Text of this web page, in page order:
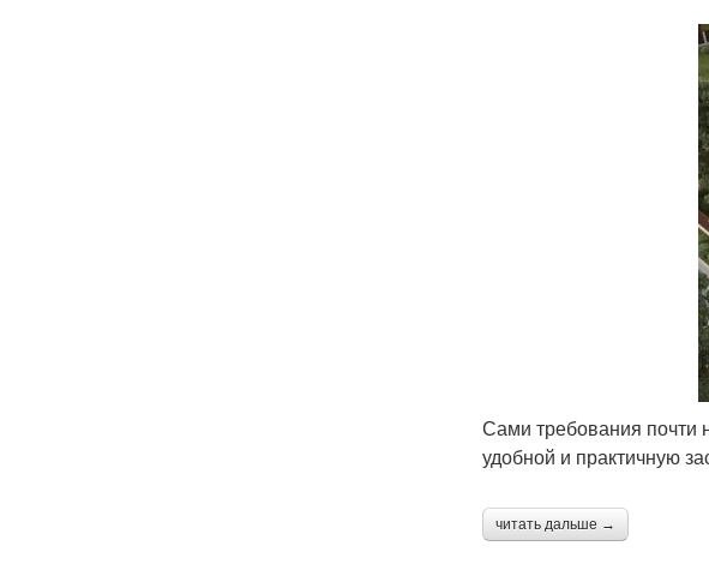
Сами требования почти
удобной и практичную
читать дальше →